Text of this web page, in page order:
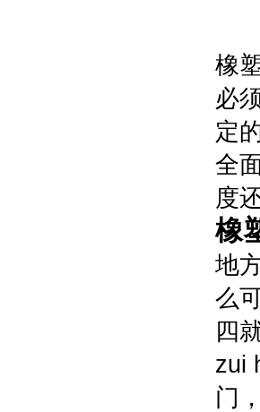
橡
必
定
全
度
橡
地
么
四
zui
门